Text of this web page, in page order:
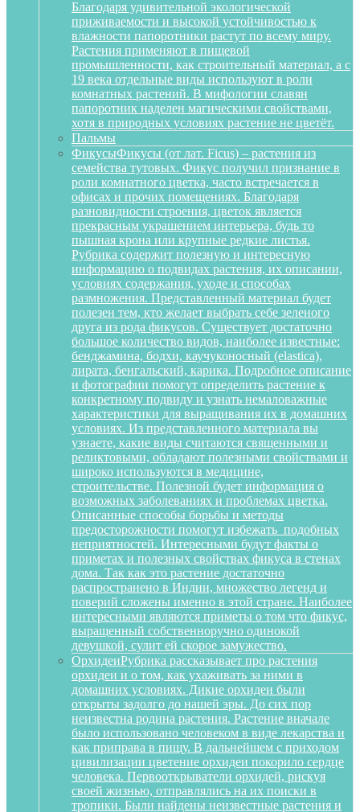
Благодаря удивительной экологической
приживаемости и высокой устойчивостью к
влажности папоротники растут по всему миру.
Растения применяют в пищевой
промышленности, как строительный материал, а с
19 века отдельные виды используют в роли
комнатных растений. В мифологии славян
папоротник наделен магическими свойствами,
хотя в природных условиях растение не цветёт.
Пальмы
ФикусыФикусы (от лат. Ficus) – растения из
семейства тутовых. Фикус получил признание в
роли комнатного цветка, часто встречается в
офисах и прочих помещениях. Благодаря
разновидности строения, цветок является
прекрасным украшением интерьера, будь то
пышная крона или крупные редкие листья.
Рубрика содержит полезную и интересную
информацию о подвидах растения, их описании,
условиях содержания, уходе и способах
размножения. Представленный материал будет
полезен тем, кто желает выбрать себе зеленого
друга из рода фикусов. Существует достаточно
большое количество видов, наиболее известные:
бенджамина, бодхи, каучуконосный (elastica),
лирата, бенгальский, карика. Подробное описание
и фотографии помогут определить растение к
конкретному подвиду и узнать немаловажные
характеристики для выращивания их в домашних
условиях. Из представленного материала вы
узнаете, какие виды считаются священными и
реликтовыми, обладают полезными свойствами и
широко используются в медицине,
строительстве. Полезной будет информация о
возможных заболеваниях и проблемах цветка.
Описанные способы борьбы и методы
предосторожности помогут избежать подобных
неприятностей. Интересными будут факты о
приметах и полезных свойствах фикуса в стенах
дома. Так как это растение достаточно
распространено в Индии, множество легенд и
поверий сложены именно в этой стране. Наиболее
интересными являются приметы о том что фикус,
выращенный собственноручно одинокой
девушкой, сулит ей скорое замужество.
ОрхидеиРубрика рассказывает про растения
орхидеи и о том, как ухаживать за ними в
домашних условиях. Дикие орхидеи были
открыты задолго до нашей эры. До сих пор
неизвестна родина растения. Растение вначале
было использовано человеком в виде лекарства и
как приправа в пищу. В дальнейшем с приходом
цивилизации цветение орхидеи покорило сердце
человека. Первооткрыватели орхидей, рискуя
своей жизнью, отправлялись на их поиски в
тропики. Были найдены неизвестные растения и